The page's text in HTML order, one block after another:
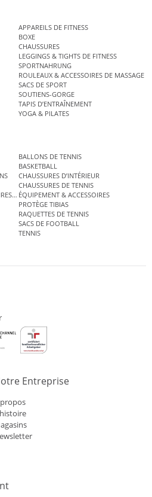
APPAREILS DE FITNESS
BOXE
CHAUSSURES
LEGGINGS & TIGHTS DE FITNESS
SPORTNAHRUNG
ROULEAUX & ACCESSOIRES DE MASSAGE
SACS DE SPORT
SOUTIENS-GORGE
TAPIS D’ENTRAÎNEMENT
YOGA & PILATES
BALLONS DE TENNIS
BASKETBALL
CHAUSSURES D’INTÉRIEUR
CHAUSSURES DE TENNIS
DE TENNIS
ÉQUIPEMENT & ACCESSOIRES
PROTÈGE TIBIAS
RAQUETTES DE TENNIS
SACS DE FOOTBALL
TENNIS
Entreprise